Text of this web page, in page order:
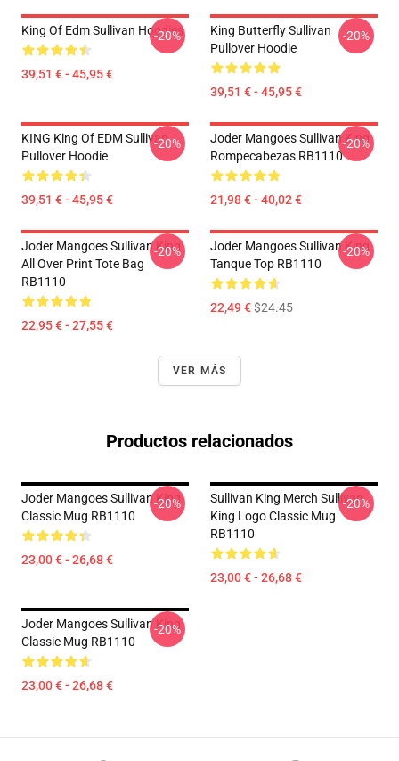
King Of Edm Sullivan Hoodies
39,51 € - 45,95 €
-20%
King Butterfly Sullivan
Pullover Hoodie
39,51 € - 45,95 €
-20%
KING King Of EDM Sullivan
Pullover Hoodie
39,51 € - 45,95 €
-20%
Joder Mangoes Sullivan King
Rompecabezas RB1110
21,98 € - 40,02 €
-20%
Joder Mangoes Sullivan King
All Over Print Tote Bag
RB1110
22,95 € - 27,55 €
-20%
Joder Mangoes Sullivan King
Tanque Top RB1110
22,49 €$24.45
-20%
VER MÁS
Productos relacionados
Joder Mangoes Sullivan King
Classic Mug RB1110
23,00 € - 26,68 €
-20%
Sullivan King Merch Sullivan
King Logo Classic Mug
RB1110
23,00 € - 26,68 €
-20%
Joder Mangoes Sullivan King
Classic Mug RB1110
23,00 € - 26,68 €
-20%